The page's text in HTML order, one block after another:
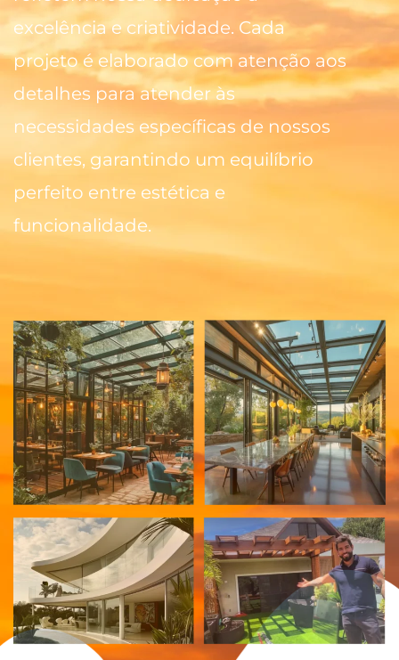
excelência e criatividade. Cada
projeto é elaborado com atenção aos
detalhes para atender às
necessidades específicas de nossos
clientes, garantindo um equilíbrio
perfeito entre estética e
funcionalidade.